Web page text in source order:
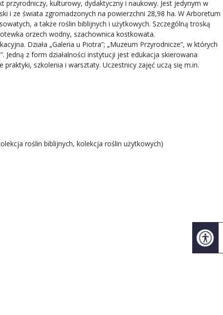
przyrodniczy, kulturowy, dydaktyczny i naukowy. Jest jedynym w
i ze świata zgromadzonych na powierzchni 28,98 ha. W Arboretum
a także roślin biblijnych i użytkowych. Szczególną troską
orzech wodny, szachownica kostkowata.
Działa „Galeria u Piotra”; „Muzeum Przyrodnicze”, w których
Jedną z form działalności instytucji jest edukacja skierowana
szkolenia i warsztaty. Uczestnicy zajęć uczą się m.in.
roślin biblijnych, kolekcja roślin użytkowych)